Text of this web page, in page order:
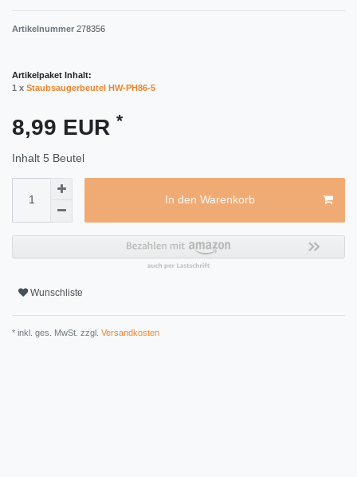
Artikelnummer 278356
Artikelpaket Inhalt:
1 x Staubsaugerbeutel HW-PH86-5
8,99 EUR *
Inhalt 5 Beutel
In den Warenkorb
Wunschliste
* inkl. ges. MwSt. zzgl. Versandkosten